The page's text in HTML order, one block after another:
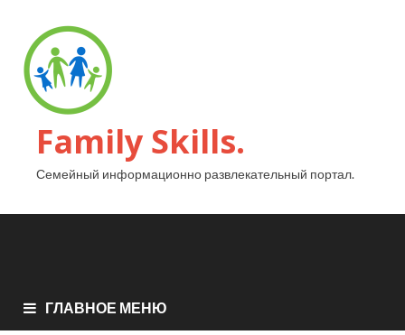
Family Skills.
Семейный информационно развлекательный портал.
ГЛАВНОЕ МЕНЮ